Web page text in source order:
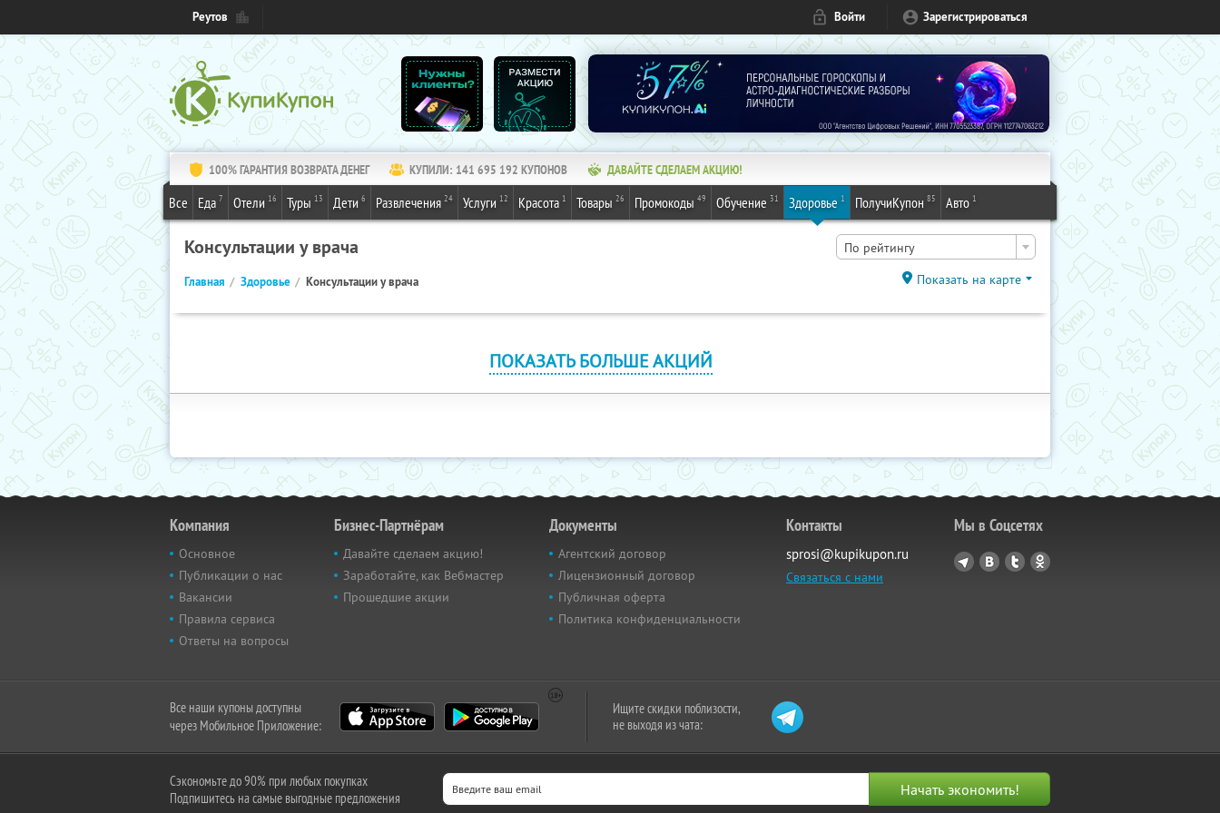
Реутов Войти Зарегистрироваться
100% ГАРАНТИЯ ВОЗВРАТА ДЕНЕГ КУПИЛИ: 141 695 192 КУПОНОВ ДАВАЙТЕ СДЕЛАЕМ АКЦИЮ!
Все Еда 7 Отели 16 Туры 13 Дети 6 Развлечения 24 Услуги 12 Красота 1 Товары 26 Промокоды 49 Обучение 31 Здоровье 1 ПолучиКупон 85 Авто 1
Консультации у врача По рейтингу
Главная Здоровье Консультации у врача Показать на карте
ПОКАЗАТЬ БОЛЬШЕ АКЦИЙ
Компания
Основное
Публикации о нас
Вакансии
Правила сервиса
Ответы на вопросы
Бизнес-Партнёрам
Давайте сделаем акцию!
Заработайте, как Вебмастер
Прошедшие акции
Документы
Агентский договор
Лицензионный договор
Публичная оферта
Политика конфиденциальности
Контакты
sprosi@kupikupon.ru
Связаться с нами
Мы в Соцсетях
Все наши купоны доступны
через Мобильное Приложение:
Ищите скидки поблизости,
не выходя из чата:
Сэкономьте до 90% при любых покупках
Подпишитесь на самые выгодные предложения